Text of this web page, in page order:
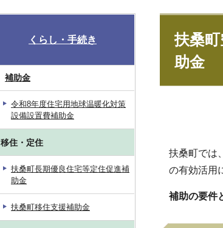
扶桑
助金
扶桑町では
の有効活用
補助の要件
くらし・手続き
補助金
令和8年度住宅用地球温暖化対策
設備設置費補助金
移住・定住
扶桑町長期優良住宅等定住促進補
助金
扶桑町移住支援補助金